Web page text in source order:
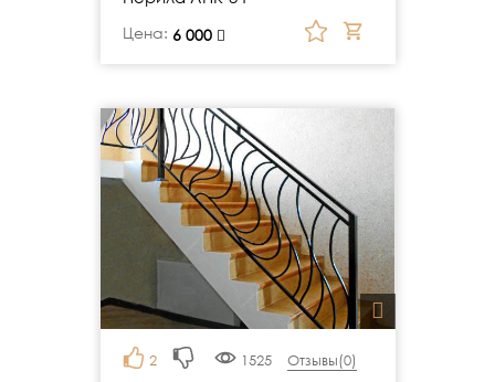
Цена: 6 000
руб.
2 1525 Отзывы(0)